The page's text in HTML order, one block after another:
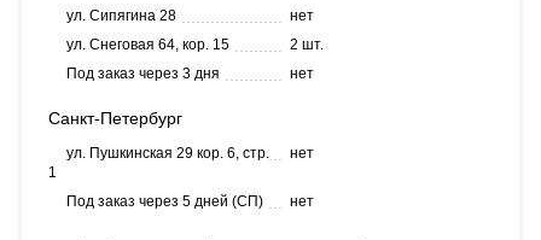
ул. Сипягина 28
нет
ул. Снеговая 64, кор. 15
2 шт.
Под заказ через 3 дня
нет
Санкт-Петербург
ул. Пушкинская 29 кор. 6, стр.
1
нет
Под заказ через 5 дней (СП) нет